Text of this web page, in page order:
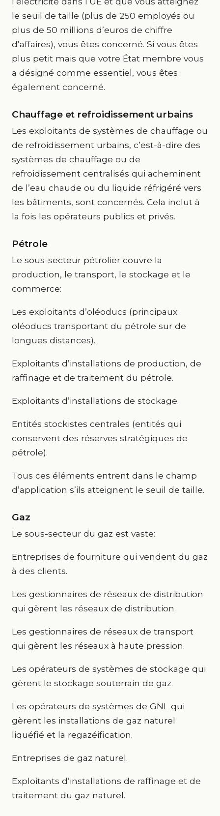
le seuil de taille (plus de 250 employés ou
plus de 50 millions d’euros de chiffre
d’affaires), vous êtes concerné. Si vous êtes
plus petit mais que votre État membre vous
a désigné comme essentiel, vous êtes
également concerné.
Chauffage et refroidissement urbains
Les exploitants de systèmes de chauffage ou
de refroidissement urbains, c’est-à-dire des
systèmes de chauffage ou de
refroidissement centralisés qui acheminent
de l’eau chaude ou du liquide réfrigéré vers
les bâtiments, sont concernés. Cela inclut à
la fois les opérateurs publics et privés.
Pétrole
Le sous-secteur pétrolier couvre la
production, le transport, le stockage et le
commerce:
Les exploitants d’oléoducs (principaux
oléoducs transportant du pétrole sur de
longues distances).
Exploitants d’installations de production, de
raffinage et de traitement du pétrole.
Exploitants d’installations de stockage.
Entités stockistes centrales (entités qui
conservent des réserves stratégiques de
pétrole).
Tous ces éléments entrent dans le champ
d’application s’ils atteignent le seuil de taille.
Gaz
Le sous-secteur du gaz est vaste:
Entreprises de fourniture qui vendent du gaz
à des clients.
Les gestionnaires de réseaux de distribution
qui gèrent les réseaux de distribution.
Les gestionnaires de réseaux de transport
qui gèrent les réseaux à haute pression.
Les opérateurs de systèmes de stockage qui
gèrent le stockage souterrain de gaz.
Les opérateurs de systèmes de GNL qui
gèrent les installations de gaz naturel
liquéfié et la regazéification.
Entreprises de gaz naturel.
Exploitants d’installations de raffinage et de
traitement du gaz naturel.